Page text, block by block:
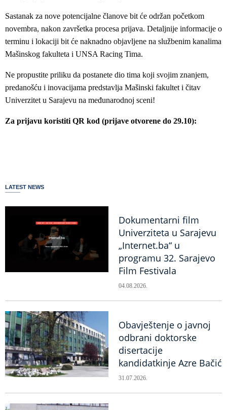
Sastanak za nove potencijalne članove bit će održan početkom
novembra, nakon završetka procesa prijava. Detaljnije informacije o
terminu i lokaciji bit će naknadno objavljene na službenim kanalima
Mašinskog fakulteta i UNSA Racing Tima.
Ne propustite priliku da postanete dio tima koji svojim znanjem,
predanošću i inovacijama predstavlja Mašinski fakultet i čitav
Univerzitet u Sarajevu na međunarodnoj sceni!
Za prijavu koristiti QR kod (prijave otvorene do 29.10):
LATEST NEWS
Dokumentarni film
Univerziteta u Sarajevu
„Internet.ba“ u
programu 32. Sarajevo
Film Festivala
04.08.2026.
Obavještenje o javnoj
odbrani doktorske
disertacije
kandidatkinje Azre Bačić
31.07.2026.